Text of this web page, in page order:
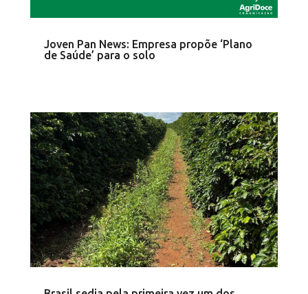
Joven Pan News: Empresa propõe ‘Plano
de Saúde’ para o solo